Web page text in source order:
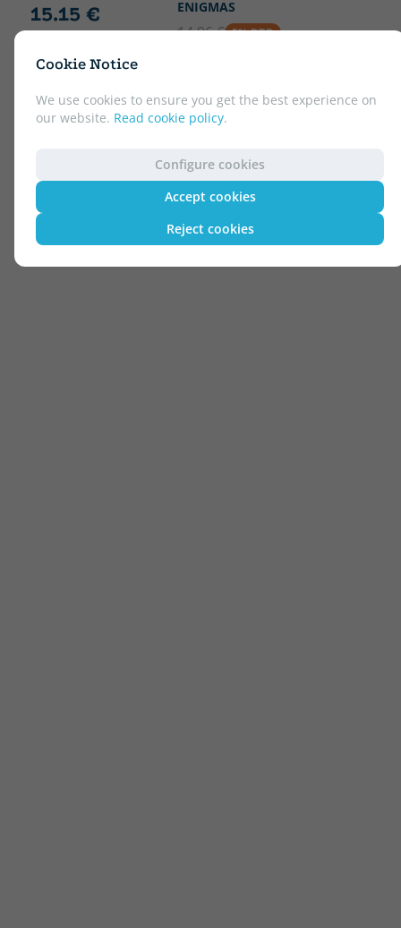
Cookie Notice
We use cookies to ensure you get the best experience on
our website. Read cookie policy.
Configure cookies
Accept cookies
Reject cookies
15.15 €
ENIGMAS
14.96 € 5% DTO